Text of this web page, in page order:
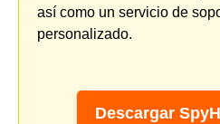
así como un servicio de
personalizado.
Descargar